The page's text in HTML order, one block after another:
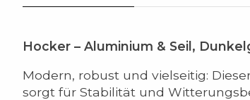
Hocker – Aluminium & Seil,
Modern, robust und vielseitig:
sorgt für Stabilität und